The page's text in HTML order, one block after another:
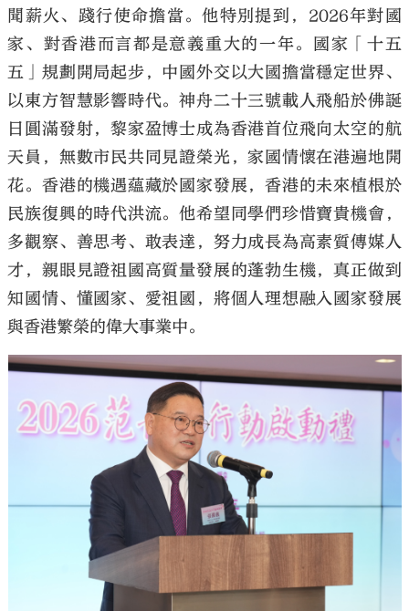
聞薪火、踐行使命擔當。他特別提到，2026年對國
家、對香港而言都是意義重大的一年。國家「十五
五」規劃開局起步，中國外交以大國擔當穩定世界、
以東方智慧影響時代。神舟二十三號載人飛船於佛誕
日圓滿發射，黎家盈博士成為香港首位飛向太空的航
天員，無數市民共同見證榮光，家國情懷在港遍地開
花。香港的機遇蘊藏於國家發展，香港的未來植根於
民族復興的時代洪流。他希望同學們珍惜寶貴機會，
多觀察、善思考、敢表達，努力成長為高素質傳媒人
才，親眼見證祖國高質量發展的蓬勃生機，真正做到
知國情、懂國家、愛祖國，將個人理想融入國家發展
與香港繁榮的偉大事業中。